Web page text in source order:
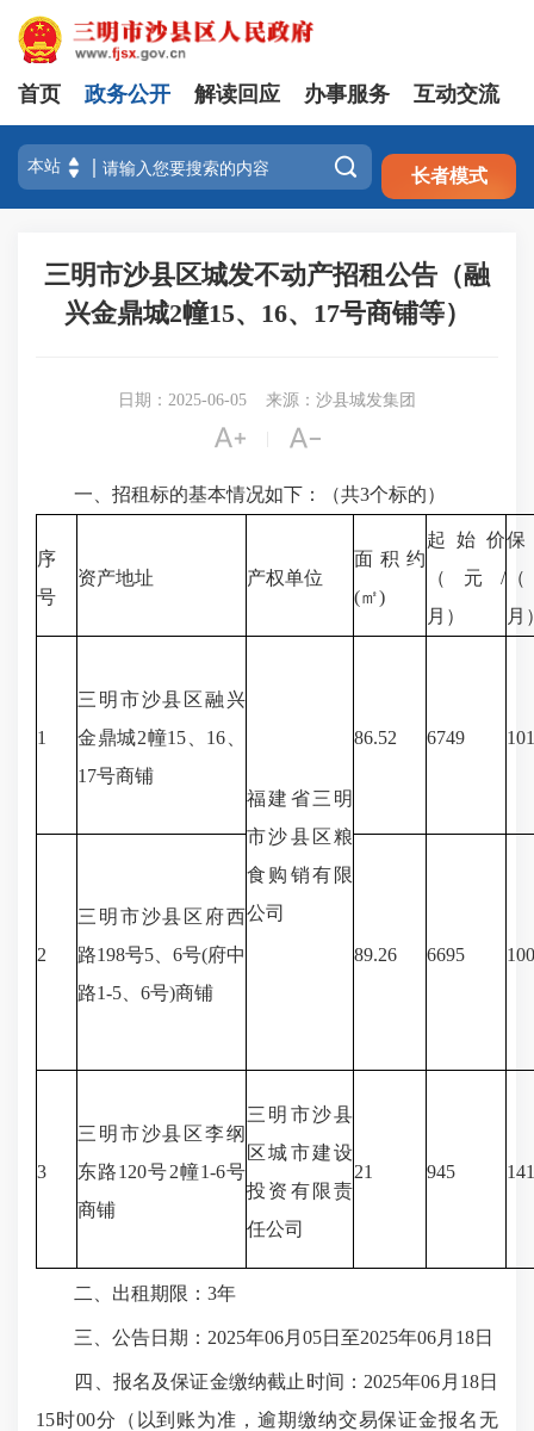
注册 登录
首页 政务公开 解读回应 办事服务 互动交流
 长者模式
三明市沙县区城发不动产招租公告（融
兴金鼎城2幢15、16、17号商铺等）
日期：2025-06-05 来源：沙县城发集团
 
一、招租标的基本情况如下：（共3个标的）
序
号
资产地址 产权单位
面积约
(㎡)
起始价
（元/
月）
月
1
三明市沙县区融兴
金鼎城2幢15、16、
17号商铺
福建省三明
市沙县区粮
食购销有限
公司
86.52 6749
2
三明市沙县区府西
路198号5、6号(府中
路1-5、6号)商铺
89.26 6695
3
三明市沙县区李纲
东路120号2幢1-6号
商铺
三明市沙县
区城市建设
投资有限责
任公司
21 945
二、出租期限：3年
三、公告日期：2025年06月05日至2025年06月18日
四、报名及保证金缴纳截止时间：2025年06月18日
15时00分（以到账为准，逾期缴纳交易保证金报名无